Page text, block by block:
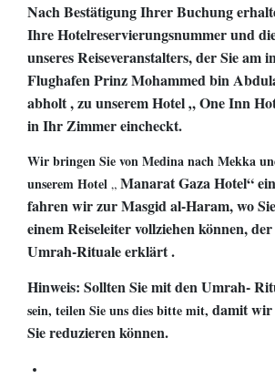
Nach Bestätigung Ihrer Buchung
IhreHotelreservierungsnummerund
unseres Reiseveranstalters, der Sie am
FlughafenPrinz Mohammed bin
abholt, zu unserem Hotel „One Inn
in Ihr Zimmer eincheckt.
Wir bringen Sie von Medina nach Mekka
unserem Hotel „ Manarat Gaza Hotel“
fahren wir zur Masgid al-Haram, wo
einem Reiseleiter vollziehen können,
Umrah-Ritualeerklärt.
Hinweis: Sollten Sie mit den Umrah-
sein, teilen Sie uns dies bitte mit, damitwir
Sie reduzieren können.